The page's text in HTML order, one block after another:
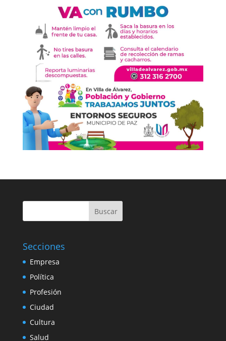
Buscar
Secciones
Empresa
Política
Profesión
Ciudad
Cultura
Salud